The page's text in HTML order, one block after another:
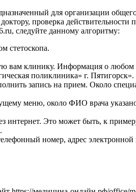
для организации
проверка
следуйте данному алгоритму:
стетоскопа.
вам клинику. Информация о
поликлиника» г.
запись на прием. Около
меню, около ФИО врача
интернет. Это может быть, к
номер, адрес электронной